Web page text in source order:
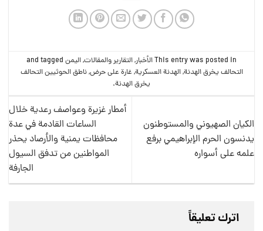
This entry was posted inالأخبار,التقارير والمقالات,الیمن
التحالف يخرق الهدنة,الهدنة العسكرية, غارة على حرض,ناطق الحوثيين التحالف
يخرق الهدنة.
الكيان الصهيوني والمستوطنون
يدنسون الحرم الإبراهيمي برفع
علمه على أسواره
أمطار غزيرة وعواصف رعدية خلال
الساعات القادمة في عدة
محافظات يمنية والأرصاد يحذر
المواطنين من تدفق السيول
الجارفة
اترك تعليقاً